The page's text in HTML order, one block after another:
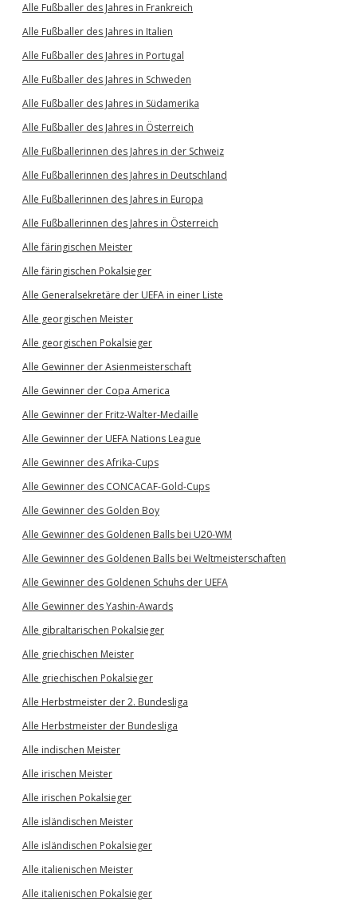
Alle Fußballer des Jahres in Frankreich
Alle Fußballer des Jahres in Italien
Alle Fußballer des Jahres in Portugal
Alle Fußballer des Jahres in Schweden
Alle Fußballer des Jahres in Südamerika
Alle Fußballer des Jahres in Österreich
Alle Fußballerinnen des Jahres in der Schweiz
Alle Fußballerinnen des Jahres in Deutschland
Alle Fußballerinnen des Jahres in Europa
Alle Fußballerinnen des Jahres in Österreich
Alle färingischen Meister
Alle färingischen Pokalsieger
Alle Generalsekretäre der UEFA in einer Liste
Alle georgischen Meister
Alle georgischen Pokalsieger
Alle Gewinner der Asienmeisterschaft
Alle Gewinner der Copa America
Alle Gewinner der Fritz-Walter-Medaille
Alle Gewinner der UEFA Nations League
Alle Gewinner des Afrika-Cups
Alle Gewinner des CONCACAF-Gold-Cups
Alle Gewinner des Golden Boy
Alle Gewinner des Goldenen Balls bei U20-WM
Alle Gewinner des Goldenen Balls bei Weltmeisterschaften
Alle Gewinner des Goldenen Schuhs der UEFA
Alle Gewinner des Yashin-Awards
Alle gibraltarischen Pokalsieger
Alle griechischen Meister
Alle griechischen Pokalsieger
Alle Herbstmeister der 2. Bundesliga
Alle Herbstmeister der Bundesliga
Alle indischen Meister
Alle irischen Meister
Alle irischen Pokalsieger
Alle isländischen Meister
Alle isländischen Pokalsieger
Alle italienischen Meister
Alle italienischen Pokalsieger